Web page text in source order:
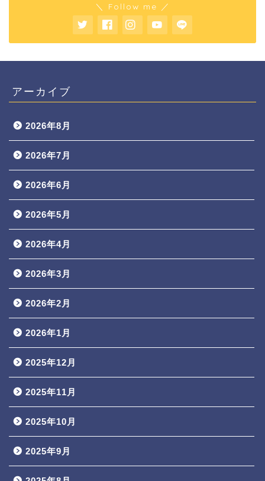
＼ Follow me ／
アーカイブ
2026年8月
2026年7月
2026年6月
2026年5月
2026年4月
2026年3月
2026年2月
2026年1月
2025年12月
2025年11月
2025年10月
2025年9月